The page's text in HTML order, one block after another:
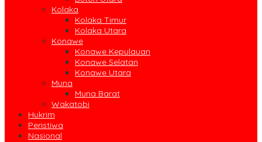
Kolaka
Kolaka Timur
Kolaka Utara
Konawe
Konawe Kepulauan
Konawe Selatan
Konawe Utara
Muna
Muna Barat
Wakatobi
Hukrim
Peristiwa
Nasional